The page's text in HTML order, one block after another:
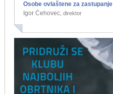
Osobe ovlaštene za zastupanje
Igor Čehovec, direktor